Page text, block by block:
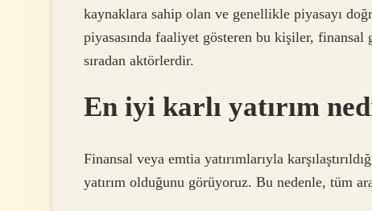
kaynaklara sahip olan ve genellikle piyasayı
piyasasında faaliyet gösteren bu kişiler,
sıradan aktörlerdir.
En iyi karlı yatırım
Finansal veya emtia yatırımlarıyla
yatırım olduğunu görüyoruz. Bu nedenle, tüm